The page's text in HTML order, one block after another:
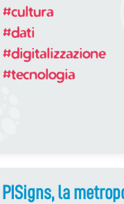
#cultura
#dati
#digitalizzazione
#tecnologia
PISigns, la